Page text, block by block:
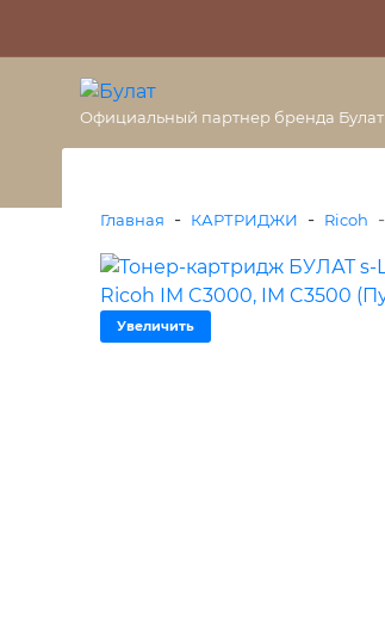
+7 (495) 477-56-25
Официальный партнер бренда Булат
Главная - КАРТРИДЖИ - Ricoh -
Увеличить